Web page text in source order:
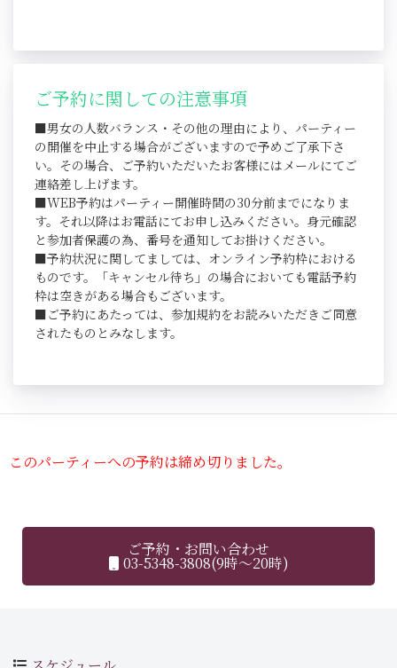
ご予約に関しての注意事項
■男女の人数バランス・その他の理由により、パーティー
の開催を中止する場合がございますので予めご了承下さ
い。その場合、ご予約いただいたお客様にはメールにてご
連絡差し上げます。
■WEB予約はパーティー開催時間の30分前までになりま
す。それ以降はお電話にてお申し込みください。身元確認
と参加者保護の為、番号を通知してお掛けください。
■予約状況に関してましては、オンライン予約枠における
ものです。「キャンセル待ち」の場合においても電話予約
枠は空きがある場合もございます。
■ご予約にあたっては、参加規約をお読みいただきご同意
されたものとみなします。
このパーティーへの予約は締め切りました。
ご予約・お問い合わせ
03-5348-3808(9時～20時)